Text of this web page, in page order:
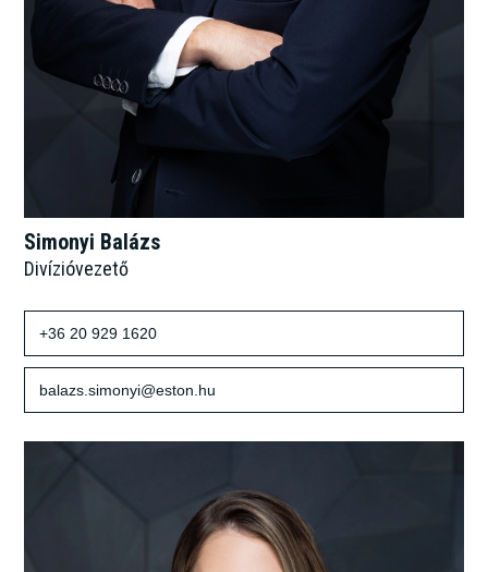
Simonyi Balázs
Divízióvezető
+36 20 929 1620
balazs.simonyi@eston.hu